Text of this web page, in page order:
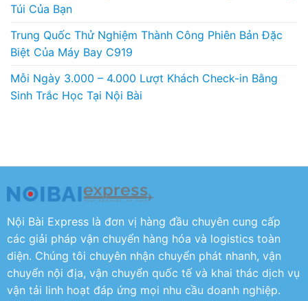
Túi Của Bạn
Trung Quốc Thử Nghiệm Thành Công Phiên Bản Đặc
Biệt Của Máy Bay C919
Mỗi Ngày 3.000 – 4.000 Lượt Khách Check-in Bằng
Sinh Trắc Học Tại Nội Bài
Nội Bài Express là đơn vị hàng đầu chuyên cung cấp
các giải pháp vận chuyển hàng hóa và logistics toàn
diện. Chúng tôi chuyên nhận chuyển phát nhanh, vận
chuyển nội địa, vận chuyển quốc tế và khai thác dịch vụ
vận tải linh hoạt đáp ứng mọi nhu cầu doanh nghiệp.